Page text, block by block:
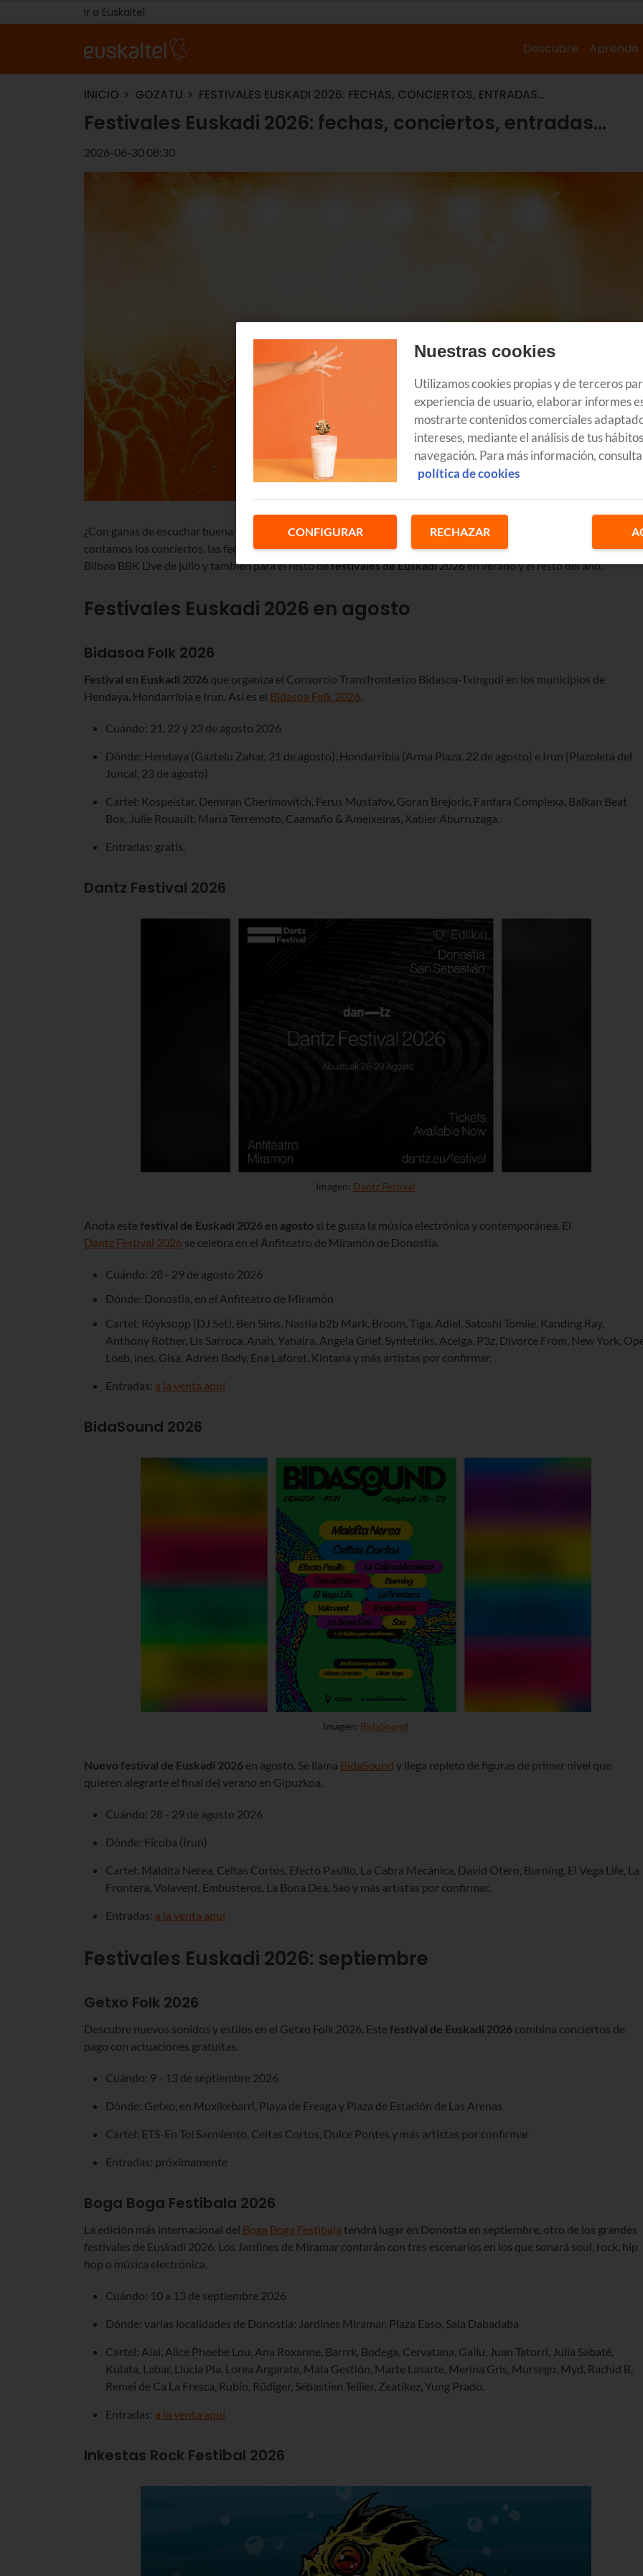
Ir a Euskaltel
Descubre Aprende
INICIO GOZATU FESTIVALES EUSKADI 2026: FECHAS, CONCIERTOS, ENTRADAS…
Festivales Euskadi 2026: fechas, conciertos, entradas…
2026-06-30 08:30
¿Con ganas de escuchar buena música? Aquí tienes nuestra recopilación defestivales en Euskadi 2026
contamos los conciertos, las fechas, el cartel y cómo conseguir entradas para el Azkena Rock Festival de junio o el
Bilbao BBK Live de julio y también para el resto defestivales de Euskadi 2026en verano y el resto del año.
Festivales Euskadi 2026 en agosto
Bidasoa Folk 2026
Festival en Euskadi 2026 que organiza el Consorcio Transfronterizo Bidasoa-Txingudi en los municipios de
Hendaya, Hondarribia e Irun. Así es el Bidasoa Folk 2026.
Cuándo: 21, 22 y 23 de agosto 2026
Dónde: Hendaya (Gaztelu Zahar, 21 de agosto), Hondarribia (Arma Plaza, 22 de agosto) e Irun (Plazoleta del
Juncal, 23 de agosto)
Cartel: Kospeistar, Demiran Cherimovitch, Ferus Mustafov, Goran Brejoric, Fanfara Complexa, Balkan Beat
Box, Julie Rouault, María Terremoto, Caamaño & Ameixeiras, Xabier Aburruzaga.
Entradas: gratis.
Dantz Festival 2026
Imagen: Dantz Festival
Anota estefestival de Euskadi 2026 en agosto si te gusta la música electrónica y contemporánea. El
Dantz Festival 2026 se celebra en el Anfiteatro de Miramón de Donostia.
Cuándo: 28 - 29 de agosto 2026
Dónde: Donostia, en el Anfiteatro de Miramón
Cartel: Röyksopp (DJ Set), Ben Sims, Nastia b2b Mark, Broom, Tiga, Adiel, Satoshi Tomiie, Kanding Ray,
Anthony Rother, Lis Sarroca, Anah, Yahaira, Angela Grief, Syntetriks, Acelga, P3z, Divorce From, New York,
Loeb, ines, Gisa, Adrien Body, Ena Laforet, Kintana y más artistas por confirmar.
Entradas: a la venta aquí
BidaSound 2026
Imagen: BidaSound
Nuevo festival de Euskadi 2026 en agosto. Se llama BidaSound y llega repleto de figuras de primer nivel que
quieren alegrarte el final del verano en Gipuzkoa.
Cuándo: 28 - 29 de agosto 2026
Dónde: Ficoba (Irun)
Cartel: Maldita Nerea, Celtas Cortos, Efecto Pasillo, La Cabra Mecánica, David Otero, Burning, El Vega Life, La
Frontera, Volavent, Embusteros, La Bona Dea, Sao y más artistas por confirmar.
Entradas: a la venta aquí
Festivales Euskadi 2026: septiembre
Getxo Folk 2026
Descubre nuevos sonidos y estilos en el Getxo Folk 2026. Estefestival de Euskadi 2026 combina conciertos de
pago con actuaciones gratuitas.
Cuándo: 9 - 13 de septiembre 2026
Dónde: Getxo, en Muxikebarri, Playa de Ereaga y Plaza de Estación de Las Arenas
Cartel: ETS-En Tol Sarmiento, Celtas Cortos, Dulce Pontes y más artistas por confirmar
Entradas: próximamente
Boga Boga Festibala 2026
La edición más internacional del Boga Boga Festibala tendrá lugar en Donostia en septiembre, otro de los grandes
festivales de Euskadi 2026. Los Jardines de Miramar contarán con tres escenarios en los que sonará soul, rock, hip
hop o música electrónica.
Cuándo: 10 a 13 de septiembre 2026
Dónde: varias localidades de Donostia: Jardines Miramar, Plaza Easo, Sala Dabadaba
Cartel: Alai, Alice Phoebe Lou, Ana Roxanne, Barrrk, Bodega, Cervatana, Gailu, Juan Tatorri, Julia Sabaté,
Kulata, Labar, Llúcia Pla, Lorea Argarate, Mala Gestión, Marte Lasarte, Merina Gris, Mursego, Myd, Rachid B,
Remei de Ca La Fresca, Rubio, Rüdiger, Sébastien Tellier, Zeatikez, Yung Prado.
Entradas: a la venta aquí
Inkestas Rock Festibal 2026
Nuestras cookies
Utilizamos cookies propias y de terceros
experiencia de usuario, elaborar informes
mostrarte contenidos comerciales
intereses, mediante el análisis de tus
navegación. Para más información,
política de cookies
CONFIGURAR RECHAZAR